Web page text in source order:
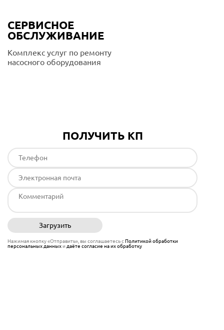
СЕРВИСНОЕ
ОБСЛУЖИВАНИЕ
Комплекс услуг по ремонту
насосного оборудования
ПОЛУЧИТЬ КП
Загрузить
Нажимая кнопку «Отправить», вы соглашаетесь сПолитикой обработки
персональных данныхи даёте согласие на их обработку